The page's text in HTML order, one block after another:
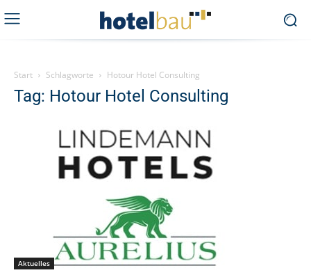
Start Schlagworte Hotour Hotel Consulting
Tag: Hotour Hotel Consulting
Aktuelles